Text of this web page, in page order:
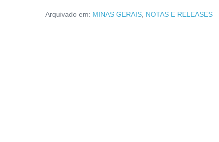
Arquivado em: MINAS GERAIS NOTAS E RELEASES